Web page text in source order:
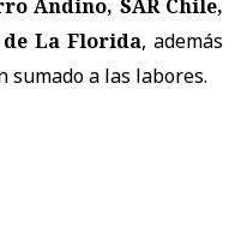
Andino, SAR Chile,
La Florida, además
sumado a las labores.